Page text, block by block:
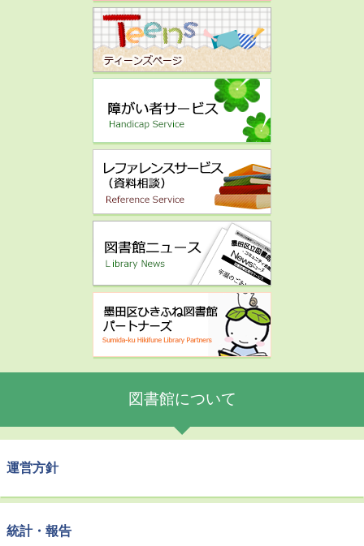
図書館について
運営方針
統計・報告